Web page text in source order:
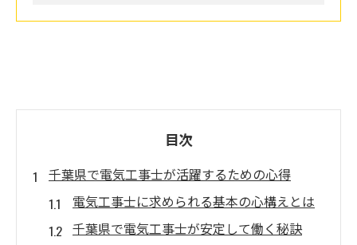
目次
千葉県で電気工事士が活躍するための心得
電気工事士に求められる基本の心構えとは
千葉県で電気工事士が安定して働く秘訣